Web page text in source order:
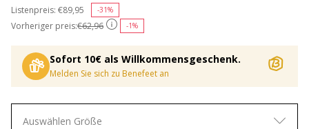
Vorheriger preis:€62,96 -1%
Listenpreis: Price reduced from
€89,95 -31%
Sofort 10€ als Willkommensgeschenk.
Melden Sie sich zu Benefeet an
Auswählen Größe